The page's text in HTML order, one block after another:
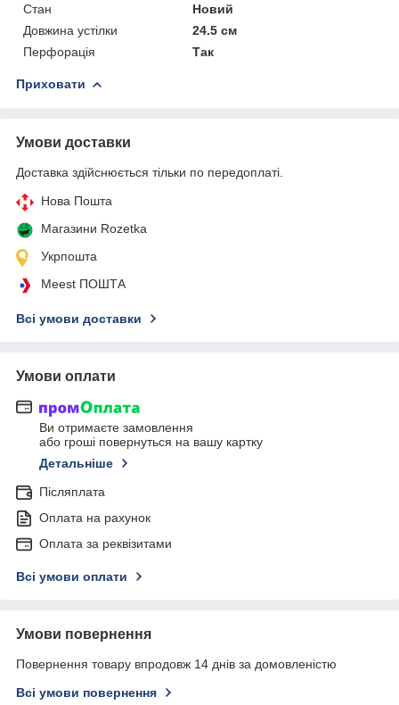
Стан
Новий
Довжина устілки
24.5 см
Перфорація
Так
Приховати
Умови доставки
Доставка здійснюється тільки по передоплаті.
Нова Пошта
Магазини Rozetka
Укрпошта
Meest ПОШТА
Всі умови доставки
Умови оплати
Ви отримаєте замовлення
або гроші повернуться на вашу картку
Детальніше
Післяплата
Оплата на рахунок
Оплата за реквізитами
Всі умови оплати
Умови повернення
Повернення товару впродовж 14 днів за домовленістю
Всі умови повернення